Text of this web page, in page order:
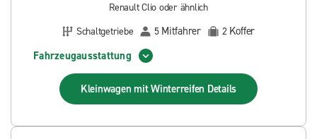
Renault Clio oder ähnlich
Schaltgetriebe
5 Mitfahrer 2 Koffer
Fahrzeugausstattung
Kleinwagen mit Winterreifen Details